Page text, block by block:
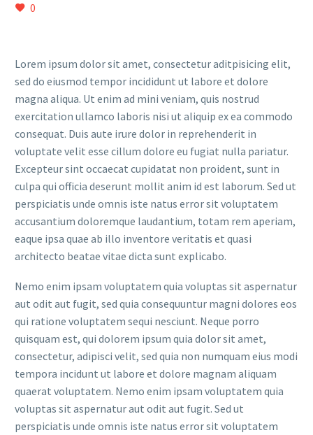
0
Lorem ipsum dolor sit amet, consectetur aditpisicing elit,
sed do eiusmod tempor incididunt ut labore et dolore
magna aliqua. Ut enim ad mini veniam, quis nostrud
exercitation ullamco laboris nisi ut aliquip ex ea commodo
consequat. Duis aute irure dolor in reprehenderit in
voluptate velit esse cillum dolore eu fugiat nulla pariatur.
Excepteur sint occaecat cupidatat non proident, sunt in
culpa qui officia deserunt mollit anim id est laborum. Sed ut
perspiciatis unde omnis iste natus error sit voluptatem
accusantium doloremque laudantium, totam rem aperiam,
eaque ipsa quae ab illo inventore veritatis et quasi
architecto beatae vitae dicta sunt explicabo.
Nemo enim ipsam voluptatem quia voluptas sit aspernatur
aut odit aut fugit, sed quia consequuntur magni dolores eos
qui ratione voluptatem sequi nesciunt. Neque porro
quisquam est, qui dolorem ipsum quia dolor sit amet,
consectetur, adipisci velit, sed quia non numquam eius modi
tempora incidunt ut labore et dolore magnam aliquam
quaerat voluptatem. Nemo enim ipsam voluptatem quia
voluptas sit aspernatur aut odit aut fugit. Sed ut
perspiciatis unde omnis iste natus error sit voluptatem